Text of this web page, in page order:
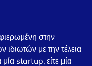
στην
ιδιωτών με την τέλεια
μία startup, είτε μία